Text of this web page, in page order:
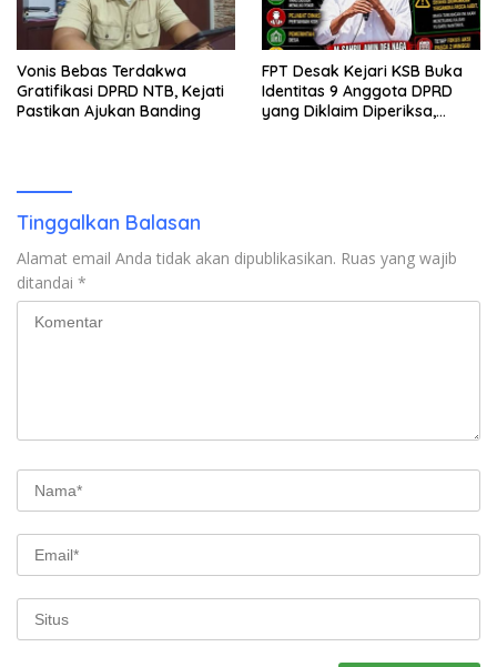
Vonis Bebas Terdakwa
Gratifikasi DPRD NTB, Kejati
Pastikan Ajukan Banding
FPT Desak Kejari KSB Buka
Identitas 9 Anggota DPRD
yang Diklaim Diperiksa,
Tinggalkan Balasan
Alamat email Anda tidak akan dipublikasikan. Ruas yang wajib
ditandai *